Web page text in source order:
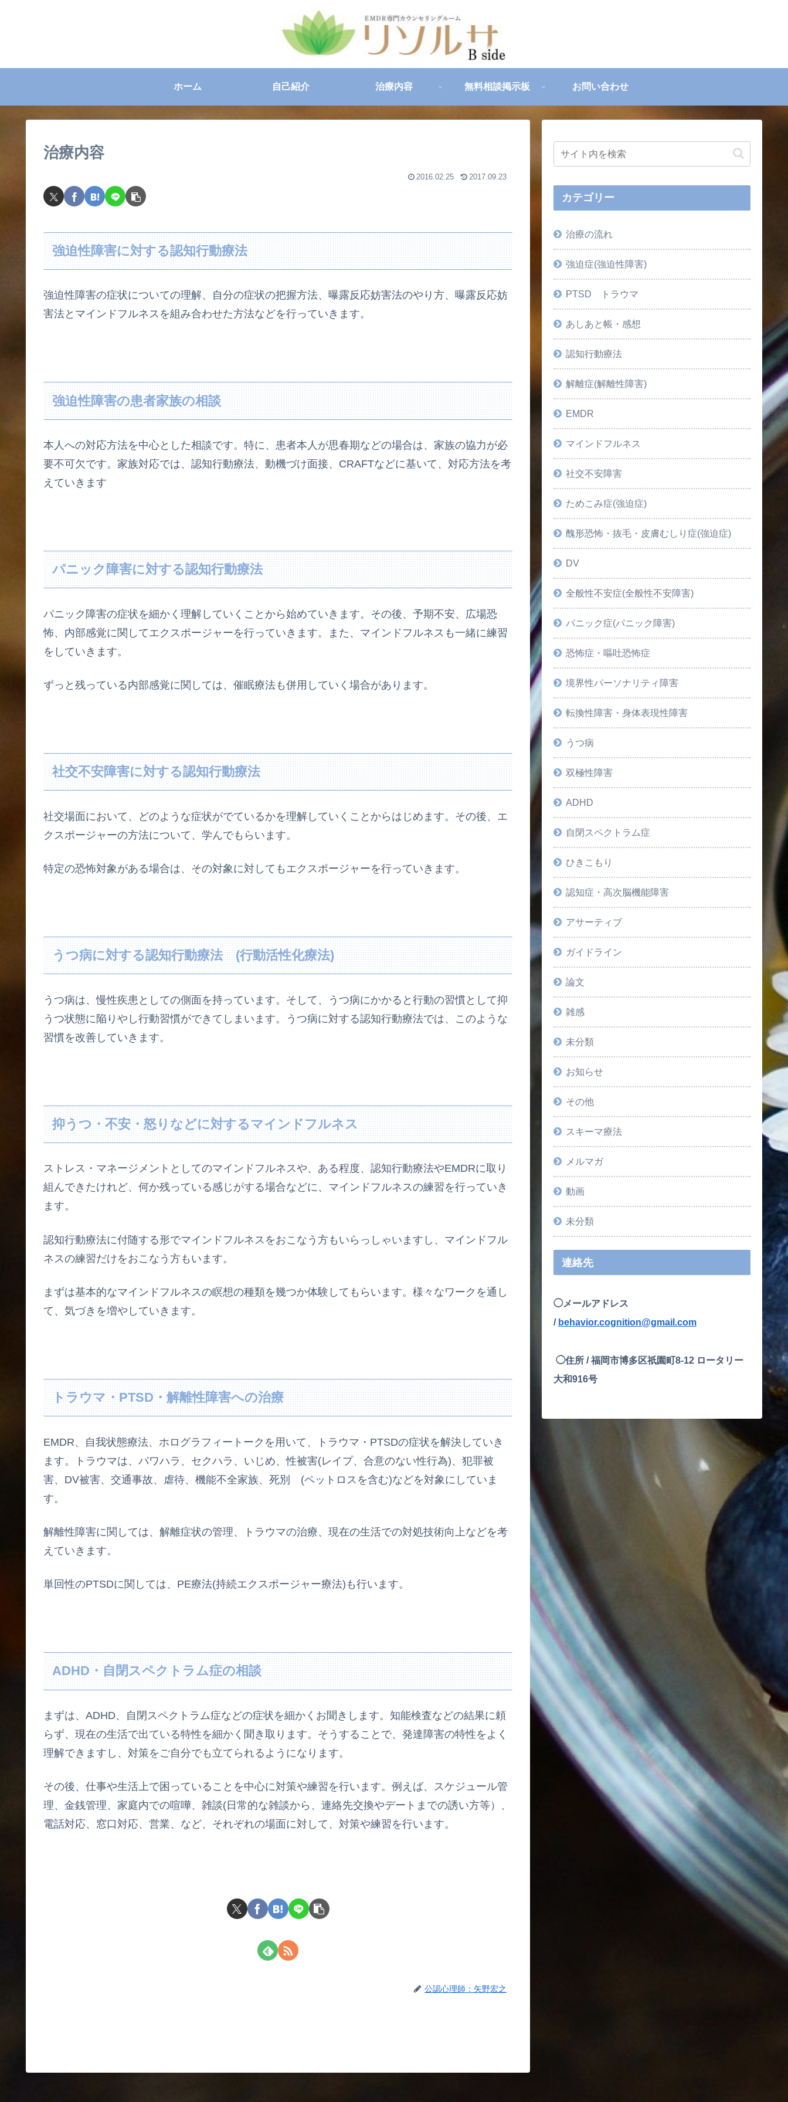
ホーム 自己紹介 治療内容 無料相談掲示板 お問い合わせ
治療内容
2016.02.25 2017.09.23
強迫性障害に対する認知行動療法
強迫性障害の症状についての理解、自分の症状の把握方法、曝露反応妨害法のやり方、曝露反応妨
害法とマインドフルネスを組み合わせた方法などを行っていきます。
強迫性障害の患者家族の相談
本人への対応方法を中心とした相談です。特に、患者本人が思春期などの場合は、家族の協力が必
要不可欠です。家族対応では、認知行動療法、動機づけ面接、CRAFTなどに基いて、対応方法を考
えていきます
パニック障害に対する認知行動療法
パニック障害の症状を細かく理解していくことから始めていきます。その後、予期不安、広場恐
怖、内部感覚に関してエクスポージャーを行っていきます。また、マインドフルネスも一緒に練習
をしていきます。
ずっと残っている内部感覚に関しては、催眠療法も併用していく場合があります。
社交不安障害に対する認知行動療法
社交場面において、どのような症状がでているかを理解していくことからはじめます。その後、エ
クスポージャーの方法について、学んでもらいます。
特定の恐怖対象がある場合は、その対象に対してもエクスポージャーを行っていきます。
うつ病に対する認知行動療法 (行動活性化療法)
うつ病は、慢性疾患としての側面を持っています。そして、うつ病にかかると行動の習慣として抑
うつ状態に陥りやし行動習慣ができてしまいます。うつ病に対する認知行動療法では、このような
習慣を改善していきます。
抑うつ・不安・怒りなどに対するマインドフルネス
ストレス・マネージメントとしてのマインドフルネスや、ある程度、認知行動療法やEMDRに取り
組んできたけれど、何か残っている感じがする場合などに、マインドフルネスの練習を行っていき
ます。
認知行動療法に付随する形でマインドフルネスをおこなう方もいらっしゃいますし、マインドフル
ネスの練習だけをおこなう方もいます。
まずは基本的なマインドフルネスの瞑想の種類を幾つか体験してもらいます。様々なワークを通し
て、気づきを増やしていきます。
トラウマ・PTSD・解離性障害への治療
EMDR、自我状態療法、ホログラフィートークを用いて、トラウマ・PTSDの症状を解決していき
ます。トラウマは、パワハラ、セクハラ、いじめ、性被害(レイプ、合意のない性行為)、犯罪被
害、DV被害、交通事故、虐待、機能不全家族、死別 (ペットロスを含む)などを対象にしていま
す。
解離性障害に関しては、解離症状の管理、トラウマの治療、現在の生活での対処技術向上などを考
えていきます。
単回性のPTSDに関しては、PE療法(持続エクスポージャー療法)も行います。
ADHD・自閉スペクトラム症の相談
まずは、ADHD、自閉スペクトラム症などの症状を細かくお聞きします。知能検査などの結果に頼
らず、現在の生活で出ている特性を細かく聞き取ります。そうすることで、発達障害の特性をよく
理解できますし、対策をご自分でも立てられるようになります。
その後、仕事や生活上で困っていることを中心に対策や練習を行います。例えば、スケジュール管
理、金銭管理、家庭内での喧嘩、雑談(日常的な雑談から、連絡先交換やデートまでの誘い方等）、
電話対応、窓口対応、営業、など、それぞれの場面に対して、対策や練習を行います。
公認心理師：矢野宏之
カテゴリー
治療の流れ
強迫症(強迫性障害)
PTSD トラウマ
あしあと帳・感想
認知行動療法
解離症(解離性障害)
EMDR
マインドフルネス
社交不安障害
ためこみ症(強迫症)
醜形恐怖・抜毛・皮膚むしり症(強迫症)
DV
全般性不安症(全般性不安障害)
パニック症(パニック障害)
恐怖症・嘔吐恐怖症
境界性パーソナリティ障害
転換性障害・身体表現性障害
うつ病
双極性障害
ADHD
自閉スペクトラム症
ひきこもり
認知症・高次脳機能障害
アサーティブ
ガイドライン
論文
雑感
未分類
お知らせ
その他
スキーマ療法
メルマガ
動画
未分類
連絡先
◯メールアドレス
/ behavior.cognition@gmail.com
◯住所 /福岡市博多区祇園町8-12 ロータリー
大和916号